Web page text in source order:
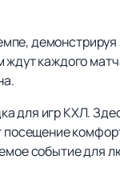
ждут каждого
для игр КХЛ.
событие для